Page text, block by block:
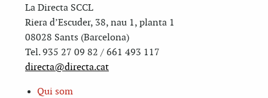
La Directa SCCL
Riera d’Escuder, 38, nau 1, planta 1
08028 Sants (Barcelona)
Tel. 935 27 09 82 / 661 493 117
directa@directa.cat
Qui som